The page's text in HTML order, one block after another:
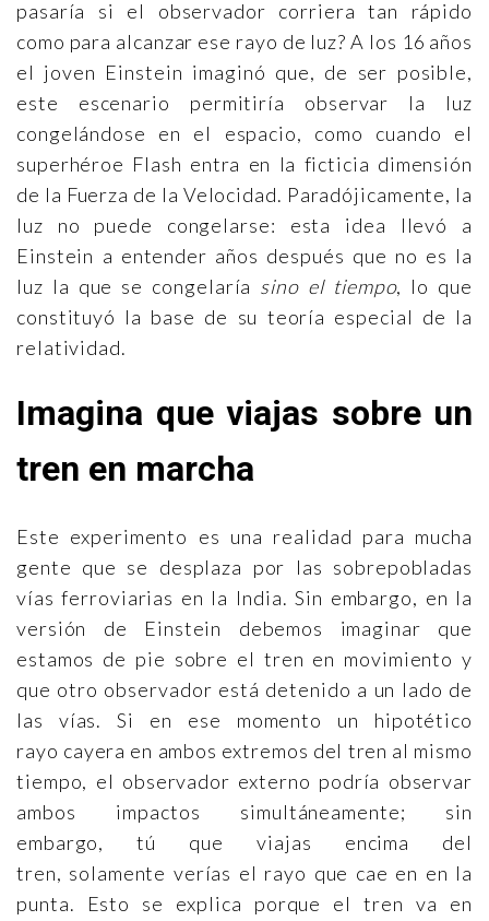
pasaría si el observador corriera tan rápido
como para alcanzar ese rayo de luz? A los 16 años
el joven Einstein imaginó que, de ser posible,
este escenario permitiría observar la luz
congelándose en el espacio, como cuando el
superhéroe Flash entra en la ficticia dimensión
de la Fuerza de la Velocidad. Paradójicamente, la
luz no puede congelarse: esta idea llevó a
Einstein a entender años después que no es la
luz la que se congelaría sino el tiempo, lo que
constituyó la base de su teoría especial de la
relatividad.
Imagina que viajas sobre un
tren en marcha
Este experimento es una realidad para mucha
gente que se desplaza por las sobrepobladas
vías ferroviarias en la India. Sin embargo, en la
versión de Einstein debemos imaginar que
estamos de pie sobre el tren en movimiento y
que otro observador está detenido a un lado de
las vías. Si en ese momento un hipotético
rayo cayera en ambos extremos del tren al mismo
tiempo, el observador externo podría observar
ambos impactos simultáneamente; sin
embargo, tú que viajas encima del
tren, solamente verías el rayo que cae en en la
punta. Esto se explica porque el tren va en